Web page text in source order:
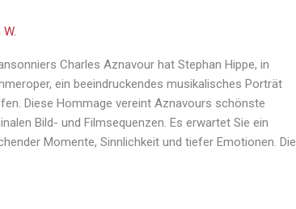
Charles Aznavour hat Stephan Hippe, in
ein beeindruckendes musikalisches Porträt
Diese Hommage vereint Aznavours schönste
Bild- und Filmsequenzen. Es erwartet Sie ein
Momente, Sinnlichkeit und tiefer Emotionen. Die